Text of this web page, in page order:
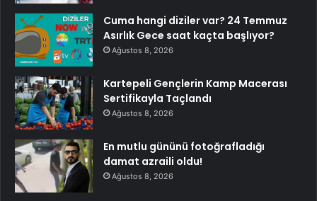
Cuma hangi diziler var? 24 Temmuz
Asırlık Gece saat kaçta başlıyor?
Ağustos 8, 2026
Kartepeli Gençlerin Kamp Macerası
Sertifikayla Taçlandı
Ağustos 8, 2026
En mutlu gününü fotoğrafladığı
damat azraili oldu!
Ağustos 8, 2026